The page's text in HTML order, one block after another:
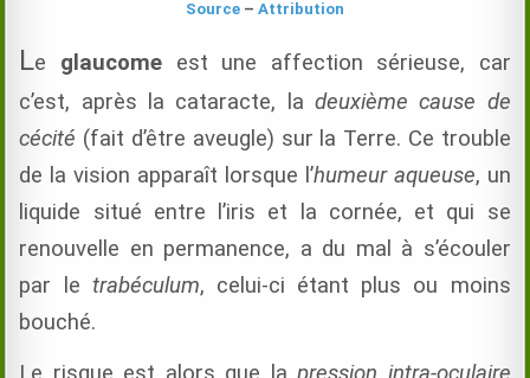
Source – Attribution
Le glaucome est une affection sérieuse, car
c’est, après la cataracte, la deuxième cause de
cécité (fait d’être aveugle) sur la Terre. Ce trouble
de la vision apparaît lorsque l’humeur aqueuse, un
liquide situé entre l’iris et la cornée, et qui se
renouvelle en permanence, a du mal à s’écouler
par le trabéculum, celui-ci étant plus ou moins
bouché.